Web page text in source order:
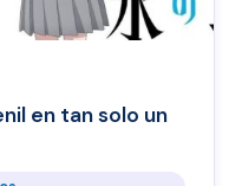
en tan solo un